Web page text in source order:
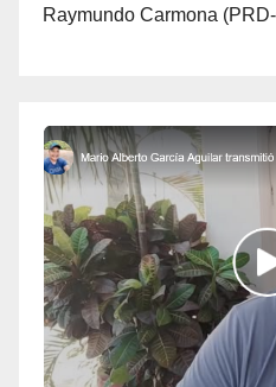
Raymundo Carmona